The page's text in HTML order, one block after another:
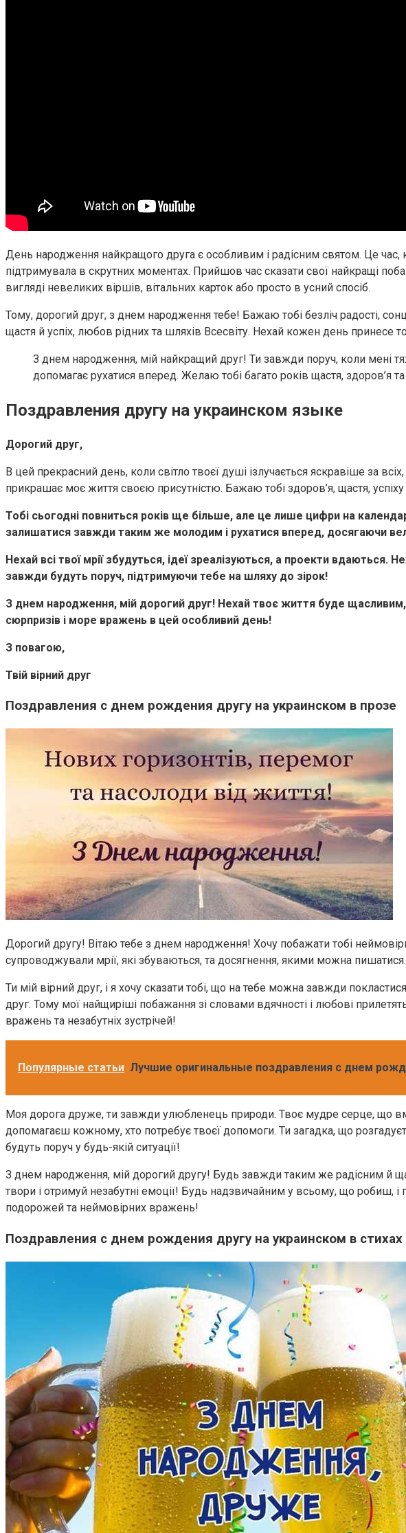
День народження найкращого друга є особливим і радісним святом. Це
підтримувала в скрутних моментах. Прийшов час сказати свої найкращі
вигляді невеликих віршів, вітальних карток або просто в усний спосіб.
Тому, дорогий друг, з днем народження тебе! Бажаю тобі безліч радості,
щастя й успіх, любов рідних та шляхів Всесвіту. Нехай кожен день принесе
З днем народження, мій найкращий друг! Ти завжди поруч, коли мені
допомагає рухатися вперед. Желаю тобі багато років щастя, здоров’я
Поздравления другу на украинском языке
Дорогий друг,
В цей прекрасний день, коли світло твоєї душі ізлучається яскравіше за
прикрашає моє життя своєю присутністю. Бажаю тобі здоров’я, щастя, успіху
Тобі сьогодні повниться років ще більше, але це лише цифри на
залишатися завжди таким же молодим і рухатися вперед, досягаючи
Нехай всі твої мрії збудуться, ідеї зреалізуються, а проекти вдаються.
завжди будуть поруч, підтримуючи тебе на шляху до зірок!
З днем народження, мій дорогий друг! Нехай твоє життя буде щасливим,
сюрпризів і море вражень в цей особливий день!
З повагою,
Твій вірний друг
Поздравления с днем рождения другу на украинском в прозе
Дорогий другу! Вітаю тебе з днем народження! Хочу побажати тобі
супроводжували мрії, які збуваються, та досягнення, якими можна пишатися.
Ти мій вірний друг, і я хочу сказати тобі, що на тебе можна завжди
друг. Тому мої найщиріші побажання зі словами вдячності і любові
вражень та незабутніх зустрічей!
Популярные статьи Лучшие оригинальные поздравления с днем
Моя дорога друже, ти завжди улюбленець природи. Твоє мудре серце, що
допомагаєш кожному, хто потребує твоєї допомоги. Ти загадка, що
будуть поруч у будь-якій ситуації!
З днем народження, мій дорогий другу! Будь завжди таким же радісним й
твори і отримуй незабутні емоції! Будь надзвичайним у всьому, що робиш,
подорожей та неймовірних вражень!
Поздравления с днем рождения другу на украинском в стихах